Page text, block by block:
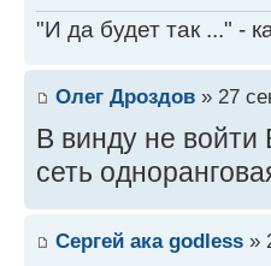
"И да будет так ..." -
Олег Дроздов » 27
В винду не
сеть
Сергей ака godless »